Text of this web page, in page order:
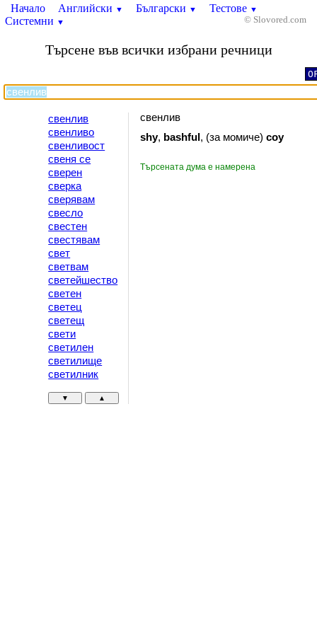
Начало Английски ▼ Български ▼ Тестове ▼
Системни ▼ © Slovored.com
Търсене във всички избрани речници
свенлив
свенливо
свенливост
свеня се
сверен
сверка
сверявам
свесло
свестен
свестявам
свет
светвам
светейшество
светен
светец
светещ
свети
светилен
светилище
светилник
▼ ▲
свенлив
shy, bashful , (за момиче)coy
Търсената дума е намерена